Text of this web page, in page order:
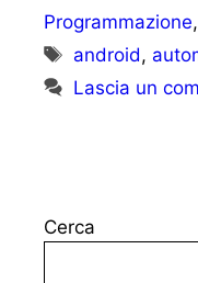
Programmazione,
Tag
android,
Lascia un
Cerca